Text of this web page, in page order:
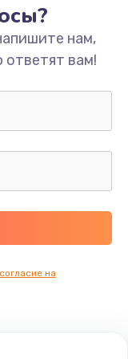
нам,
вам!
согласие на